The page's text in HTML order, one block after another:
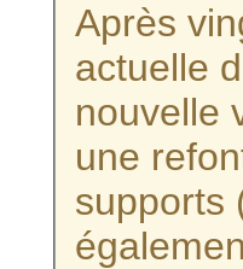
Après
actuelle
nouvelle
une
supports